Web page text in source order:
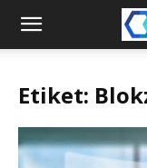
Blockchain
Etiket: